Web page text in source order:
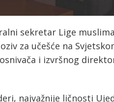
sekretar Lige
za učešće na
i izvršnog
najvažnije ličnosti